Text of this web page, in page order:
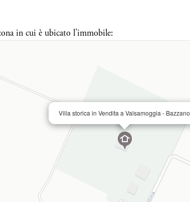
in cui è ubicato l'immobile:
Villa storica in Vendita a Valsamoggia - Bazzano